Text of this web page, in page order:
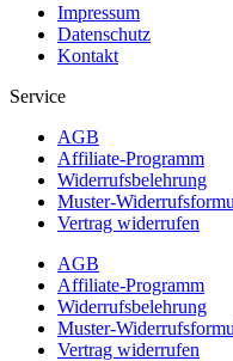
Impressum
Datenschutz
Kontakt
Service
AGB
Affiliate-Programm
Widerrufsbelehrung
Muster-
Vertrag widerrufen
AGB
Affiliate-Programm
Widerrufsbelehrung
Muster-
Vertrag widerrufen